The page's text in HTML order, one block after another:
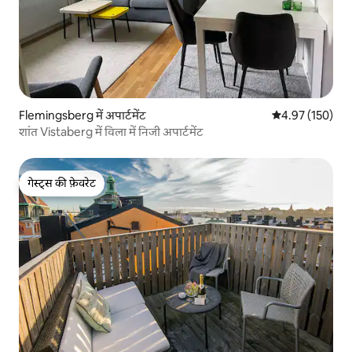
Flemingsberg में अपार्टमेंट औसत रेटिंग 5 में से
4.97 (150)
शांत Vistaberg में विला में निजी अपार्टमेंट
गेस्ट्स की फ़ेवरेट
गेस्ट्स की फ़ेवरेट